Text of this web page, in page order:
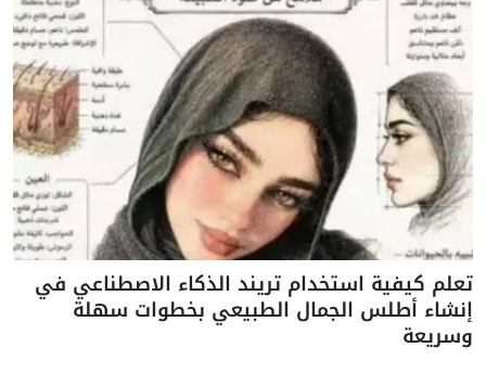
تعلم كيفية استخدام تريند الذكاء الاصطناعي في
إنشاء أطلس الجمال الطبيعي بخطوات سهلة
وسريعة